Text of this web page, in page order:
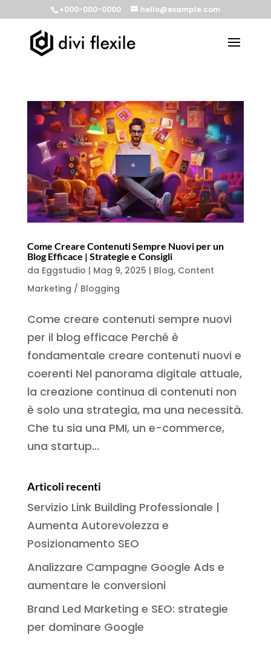
+000-000-0000 hello@example.com
Come Creare Contenuti Sempre Nuovi per un
Blog Efficace | Strategie e Consigli
da Eggstudio | Mag 9, 2025 | Blog, Content
Marketing / Blogging
Come creare contenuti sempre nuovi
per il blog efficace Perché è
fondamentale creare contenuti nuovi e
coerenti Nel panorama digitale attuale,
la creazione continua di contenuti non
è solo una strategia, ma una necessità.
Che tu sia una PMI, un e-commerce,
una startup...
Articoli recenti
Servizio Link Building Professionale |
Aumenta Autorevolezza e
Posizionamento SEO
Analizzare Campagne Google Ads e
aumentare le conversioni
Brand Led Marketing e SEO: strategie
per dominare Google